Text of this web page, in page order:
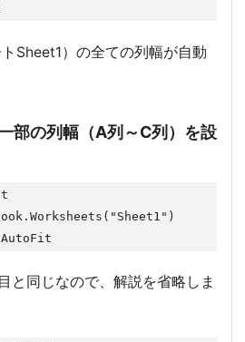
Sheet1）の全ての列幅が自動
部の列幅（A列～C列）を設
と同じなので、解説を省略しま